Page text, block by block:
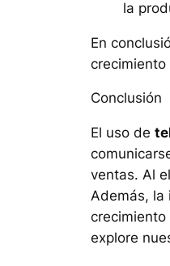
la
En
crecimiento
Conclusión
El uso de
ventas. Al
Además, la
explore